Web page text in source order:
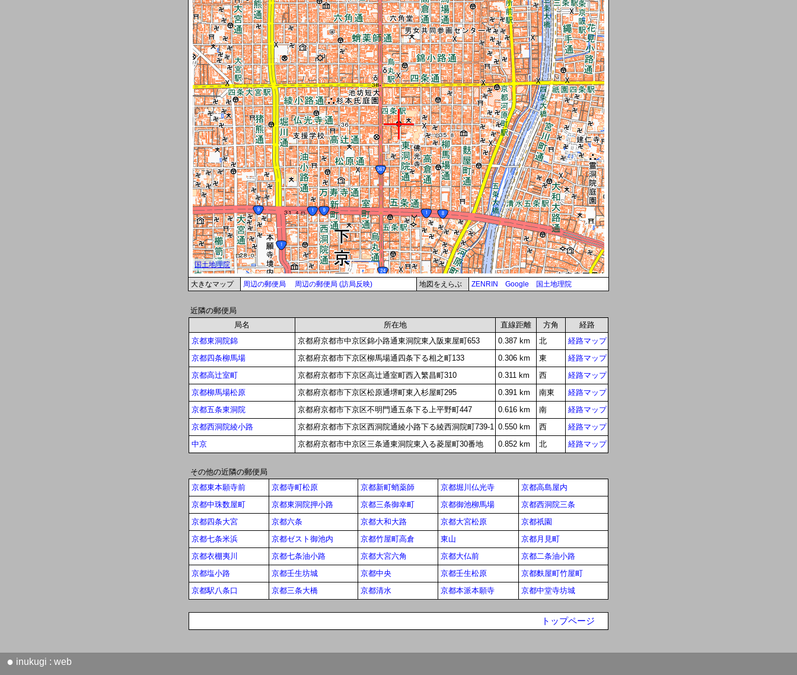
大きなマップ 周辺の郵便局 周辺の郵便局 (訪局反映) 地図をえらぶ ZENRIN Google 国土地理院
近隣の郵便局
局名
所在地 直線距離 方角
経路
京都東洞院錦
京都府京都市中京区錦小路通東洞院東入阪東屋町653 0.387 km 北
経路マップ
京都四条柳馬場
京都府京都市下京区柳馬場通四条下る相之町133 0.306 km 東
経路マップ
京都高辻室町
京都府京都市下京区高辻通室町西入繁昌町310 0.311 km 西
経路マップ
京都柳馬場松原
京都府京都市下京区松原通堺町東入杉屋町295 0.391 km 南東
経路マップ
京都五条東洞院
京都府京都市下京区不明門通五条下る上平野町447 0.616 km 南
経路マップ
京都西洞院綾小路
京都府京都市下京区西洞院通綾小路下る綾西洞院町739-1 0.550 km 西
経路マップ
中京
京都府京都市中京区三条通東洞院東入る菱屋町30番地 0.852 km 北 経路マップ
その他の近隣の郵便局
京都東本願寺前
京都寺町松原 京都新町蛸薬師 京都堀川仏光寺
京都高島屋内
京都中珠数屋町
京都東洞院押小路 京都三条御幸町 京都御池柳馬場
京都西洞院三条
京都四条大宮
京都六条 京都大和大路 京都大宮松原
京都祇園
京都七条米浜
京都ゼスト御池内 京都竹屋町高倉 東山
京都月見町
京都衣棚夷川
京都七条油小路 京都大宮六角 京都大仏前
京都二条油小路
京都塩小路
京都壬生坊城 京都中央 京都壬生松原
京都麩屋町竹屋町
京都駅八条口
京都三条大橋 京都清水 京都本派本願寺 京都中堂寺坊城
トップページ
● inukugi : web